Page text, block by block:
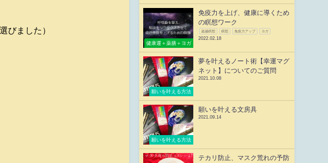
びました）
健康運＋薬膳＋ヨガ
免疫力を上げ、健康に導くため
の瞑想ワーク
超越瞑想 瞑想 免疫力アップ ヨガ
2022.02.18
願いを叶える方法
夢を叶えるノート術【幸運マグ
ネット】についてのご質問
2021.10.08
願いを叶える方法
願いを叶える文房具
2021.09.14
テカリ防止、マスク荒れの予防